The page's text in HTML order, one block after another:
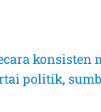
konsisten
politik,